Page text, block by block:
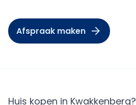
Afspraak maken
Huis kopen in Kwakkenberg?